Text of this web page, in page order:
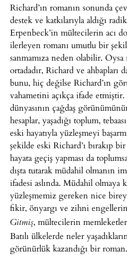
Richard’ın romanın sonunda
destek ve katkılarıyla aldığı
Erpenbeck’in mültecilerin acı
ilerleyen romanı umutlu bir
sanmamıza neden olabilir.
ortadadır, Richard ve
bunu, hiç değilse Richard’ın
vahametini açıkça ifade
dünyasının çağdaş
hesaplar, yaşadığı toplum,
eski hayatıyla yüzleşmeyi
şekilde eski Richard’ı bırakıp
hayata geçiş yapması da
dışta tutarak müdahil olmanın
ifadesi aslında. Müdahil olmaya
yüzleşmemiz gereken nice
fikir, önyargı ve zihni
Gitmiş, mültecilerin
Batılı ülkelerde neler
görünürlük kazandığı bir roman.